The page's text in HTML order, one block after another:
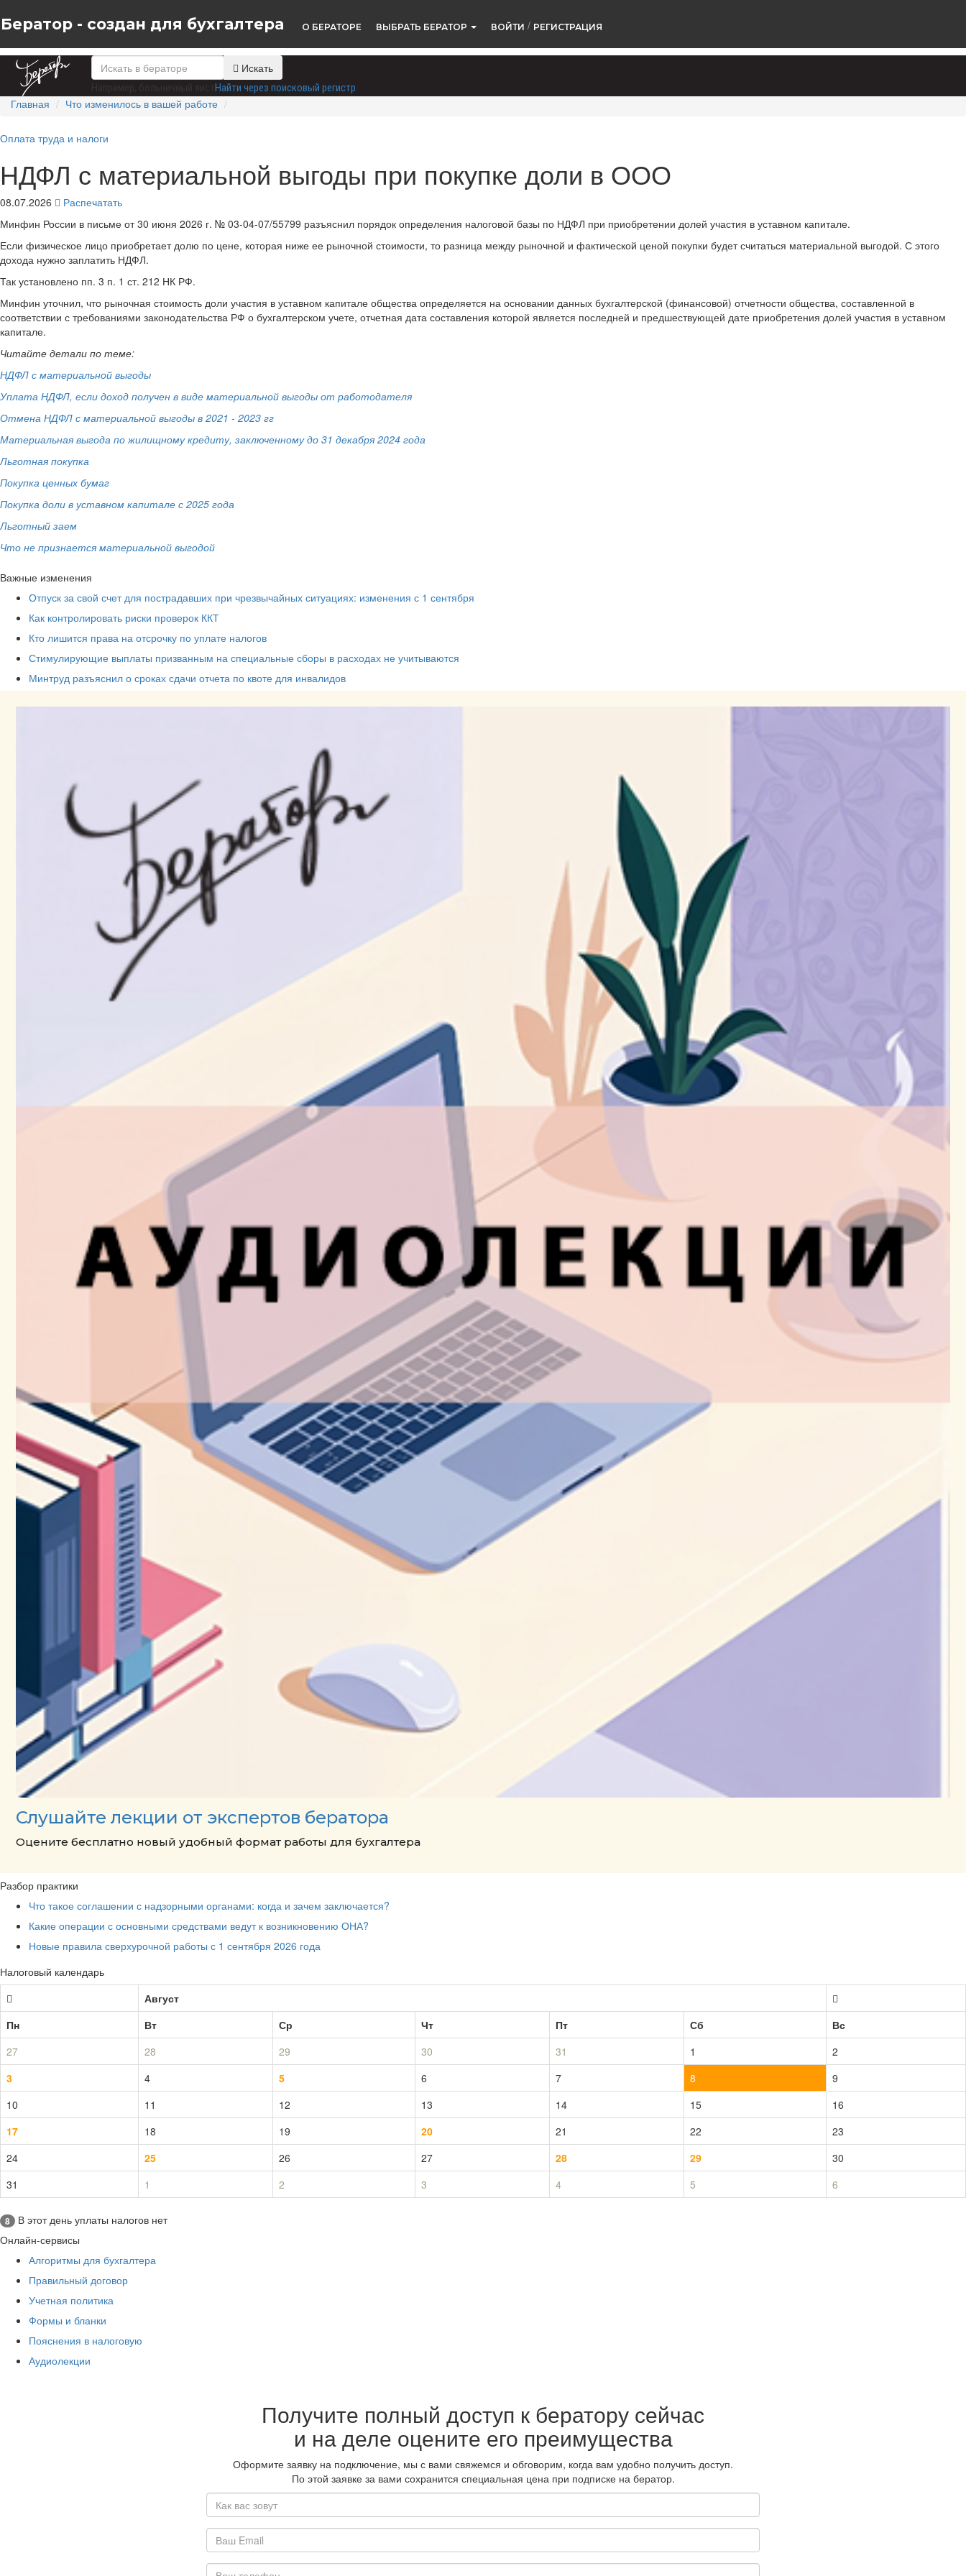
Бератор - создан для бухгалтера О БЕРАТОРЕ ВЫБРАТЬ БЕРАТОР ВОЙТИ / РЕГИСТРАЦИЯ
Искать
Найти через поисковый регистр
Главная Что изменилось в вашей работе
Оплата труда и налоги
НДФЛ с материальной выгоды при покупке доли в ООО
08.07.2026
Распечатать
Минфин России в письме от 30 июня 2026 г. № 03-04-07/55799 разъяснил порядок определения налоговой базы по НДФЛ при приобретении долей участия в уставном капитале.
Если физическое лицо приобретает долю по цене, которая ниже ее рыночной стоимости, то разница между рыночной и фактической ценой покупки будет считаться материальной выгодой. С этого
дохода нужно заплатить НДФЛ.
Так установлено пп. 3 п. 1 ст. 212 НК РФ.
Минфин уточнил, что рыночная стоимость доли участия в уставном капитале общества определяется на основании данных бухгалтерской (финансовой) отчетности общества, составленной в
соответствии с требованиями законодательства РФ о бухгалтерском учете, отчетная дата составления которой является последней и предшествующей дате приобретения долей участия в уставном
капитале.
Читайте детали по теме:
НДФЛ с материальной выгоды
Уплата НДФЛ, если доход получен в виде материальной выгоды от работодателя
Отмена НДФЛ с материальной выгоды в 2021 - 2023 гг
Материальная выгода по жилищному кредиту, заключенному до 31 декабря 2024 года
Льготная покупка
Покупка ценных бумаг
Покупка доли в уставном капитале с 2025 года
Льготный заем
Что не признается материальной выгодой
Важные изменения
Отпуск за свой счет для пострадавших при чрезвычайных ситуациях: изменения с 1 сентября
Как контролировать риски проверок ККТ
Кто лишится права на отсрочку по уплате налогов
Стимулирующие выплаты призванным на специальные сборы в расходах не учитываются
Минтруд разъяснил о сроках сдачи отчета по квоте для инвалидов
Слушайте лекции от экспертов бератора
Оцените бесплатно новый удобный формат работы для бухгалтера
Разбор практики
Что такое соглашении с надзорными органами: когда и зачем заключается?
Какие операции с основными средствами ведут к возникновению ОНА?
Новые правила сверхурочной работы с 1 сентября 2026 года
Налоговый календарь
Август
Пн
Вт Ср Чт Пт Сб
Вс
27
28 29 30 31 1
2
3
4 5 6 7 8
9
10
11 12 13 14 15
16
17
18 19 20 21 22
23
24
25 26 27 28 29
30
31
1 2 3 4 5 6
8
В этот день уплаты налогов нет
Онлайн-сервисы
Алгоритмы для бухгалтера
Правильный договор
Учетная политика
Формы и бланки
Пояснения в налоговую
Аудиолекции
Получите полный доступ к бератору сейчас
и на деле оцените его преимущества
Оформите заявку на подключение, мы с вами свяжемся и обговорим, когда вам удобно получить доступ.
По этой заявке за вами сохранится специальная цена при подписке на бератор.